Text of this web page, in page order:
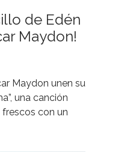
de Edén
Maydon!
Maydon unen su
una canción
con un